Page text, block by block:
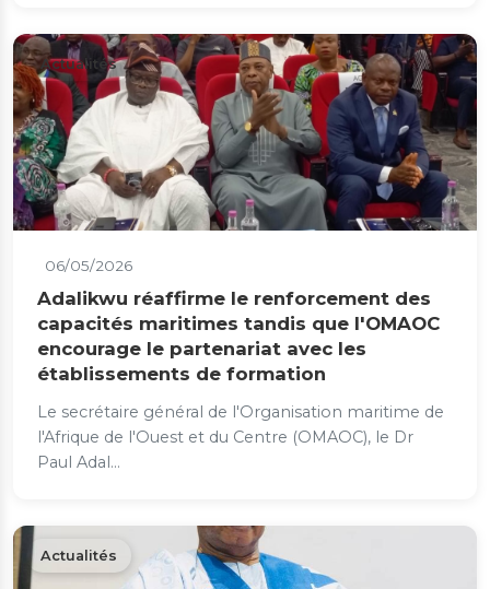
Actualités
06/05/2026
Adalikwu réaffirme le renforcement des
capacités maritimes tandis que l'OMAOC
encourage le partenariat avec les
établissements de formation
Le secrétaire général de l'Organisation maritime de
l'Afrique de l'Ouest et du Centre (OMAOC), le Dr
Paul Adal...
Actualités